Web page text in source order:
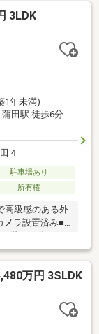
空港のアクセ
ーパー（まい
（京急蒲田商
毎日の生活が
3LDK
1年未満)
蒲田駅 徒歩6分
４
駐車場あり
所有権
高級感のある外
メラ設置済み■1
階：LDK約20
ストイレ、洗面
り■ホームエレ
万円 3SLDK